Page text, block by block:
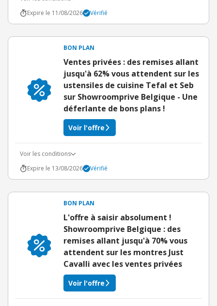
Expire le 11/08/2026
Vérifié
BON PLAN
Ventes privées : des remises allant
jusqu'à 62% vous attendent sur les
ustensiles de cuisine Tefal et Seb
sur Showroomprive Belgique - Une
déferlante de bons plans !
Voir l'offre
Voir les conditions
Expire le 13/08/2026
Vérifié
BON PLAN
L'offre à saisir absolument !
Showroomprive Belgique : des
remises allant jusqu'à 70% vous
attendent sur les montres Just
Cavalli avec les ventes privées
Voir l'offre